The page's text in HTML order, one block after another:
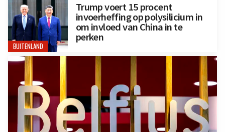
BUITENLAND
Trump voert 15 procent
invoerheffing op polysilicium in
om invloed van China in te
perken